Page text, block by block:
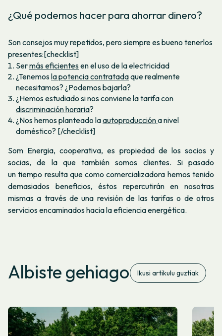
¿Qué podemos hacer para ahorrar dinero?
Son consejos muy repetidos, pero siempre es bueno tenerlos
presentes:[checklist]
Sermás eficientesen el uso de la electricidad
¿Tenemosla potencia contratadaque realmente
necesitamos? ¿Podemos bajarla?
¿Hemos estudiado si nos conviene la tarifa con
discriminación horaria?
¿Nos hemos planteado laautoproduccióna nivel
doméstico? [/checklist]
Som Energia, cooperativa, es propiedad de los socios y
socias, de la que también somos clientes. Si pasado
un tiempo resulta que como comercializadora hemos tenido
demasiados beneficios, éstos repercutirán en nosotras
mismas a través de una revisión de las tarifas o de otros
servicios encaminados hacia la eficiencia energética.
Albiste gehiago Ikusi artikulu guztiak